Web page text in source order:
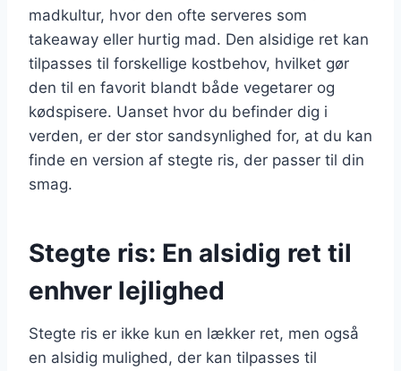
madkultur, hvor den ofte serveres som
takeaway eller hurtig mad. Den alsidige ret kan
tilpasses til forskellige kostbehov, hvilket gør
den til en favorit blandt både vegetarer og
kødspisere. Uanset hvor du befinder dig i
verden, er der stor sandsynlighed for, at du kan
finde en version af stegte ris, der passer til din
smag.
Stegte ris: En alsidig ret til
enhver lejlighed
Stegte ris er ikke kun en lækker ret, men også
en alsidig mulighed, der kan tilpasses til